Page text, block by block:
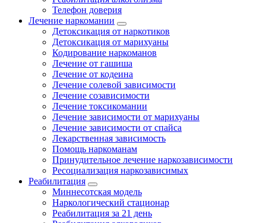
Телефон доверия
Лечение наркомании
Детоксикация от наркотиков
Детоксикация от марихуаны
Кодирование наркоманов
Лечение от гашиша
Лечение от кодеина
Лечение солевой зависимости
Лечение созависимости
Лечение токсикомании
Лечение зависимости от марихуаны
Лечение зависимости от спайса
Лекарственная зависимость
Помощь наркоманам
Принудительное лечение наркозависимости
Ресоциализация наркозависимых
Реабилитация
Миннесотская модель
Наркологический стационар
Реабилитация за 21 день